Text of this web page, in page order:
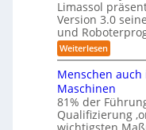
a
s
y
s
t
e
m
ü
R
e
i
n
r
ä
u
m
g
l
e
i
c
h
v
o
n
m
i
l
-
S
t
a
t
i
o
n
e
n
-
Limassol
Version 3.0
und
Weiterlesen:
P
ä
s
e
n
t
Menschen
Maschinen
81% der
Qualifizierung